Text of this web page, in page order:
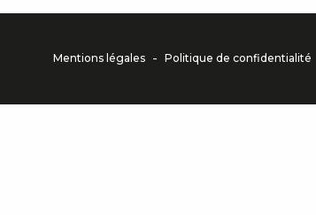
Mentions légales - Politique de confidentialité